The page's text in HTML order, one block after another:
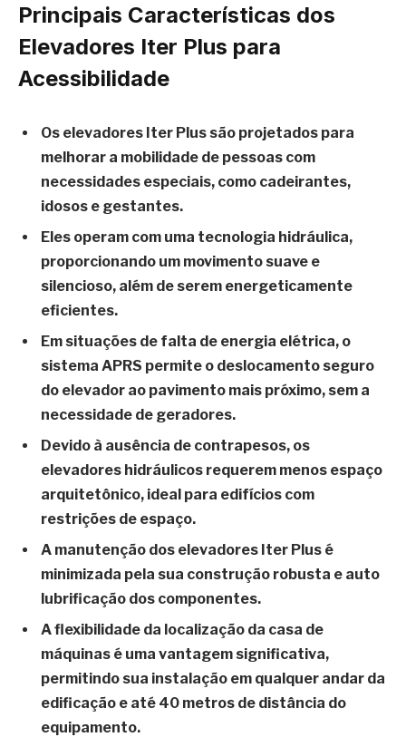
Principais Características dos
Elevadores Iter Plus para
Acessibilidade
Os elevadores Iter Plus são projetados para
melhorar a mobilidade de pessoas com
necessidades especiais, como cadeirantes,
idosos e gestantes.
Eles operam com uma tecnologia hidráulica,
proporcionando um movimento suave e
silencioso, além de serem energeticamente
eficientes.
Em situações de falta de energia elétrica, o
sistema APRS permite o deslocamento seguro
do elevador ao pavimento mais próximo, sem a
necessidade de geradores.
Devido à ausência de contrapesos, os
elevadores hidráulicos requerem menos espaço
arquitetônico, ideal para edifícios com
restrições de espaço.
A manutenção dos elevadores Iter Plus é
minimizada pela sua construção robusta e auto
lubrificação dos componentes.
A flexibilidade da localização da casa de
máquinas é uma vantagem significativa,
permitindo sua instalação em qualquer andar da
edificação e até 40 metros de distância do
equipamento.